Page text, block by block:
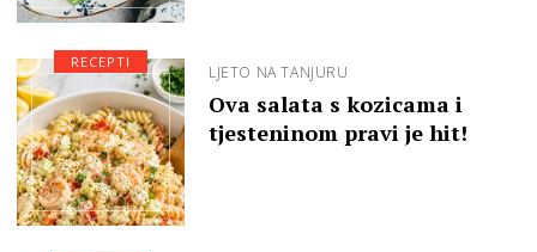
LJETO NA TANJURU
Ova salata s kozicama i
tjesteninom pravi je hit!
RECEPTI